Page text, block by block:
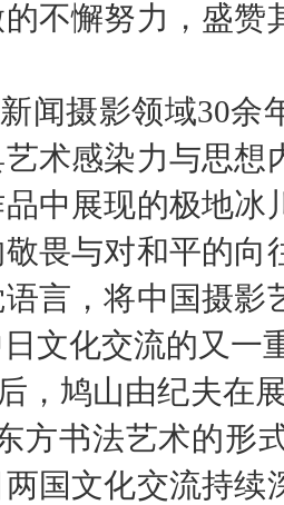
不懈努力，盛赞
摄影领域30余
术感染力与思想
中展现的极地冰
畏与对和平的向
言，将中国摄
文化交流的又一
鸠山由纪夫在展
方书法艺术的形
国文化交流持续